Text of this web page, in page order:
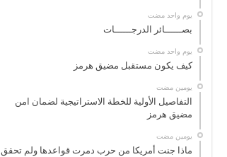
‏يوم واحد مضت
بصــــــائر الدرجــــــات
‏يوم واحد مضت
كيف يكون مستقبل مضيق هرمز
‏يومين مضت
التفاصيل الأولية للخطة الاستراتيجية لضمان امن
مضيق هرمز
‏يومين مضت
ماذا جنت أمريكا من حرب دمرت قواعدها ولم تحقق